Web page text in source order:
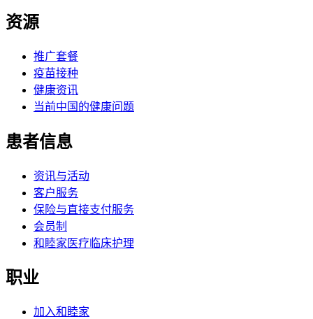
资源
推广套餐
疫苗接种
健康资讯
当前中国的健康问题
患者信息
资讯与活动
客户服务
保险与直接支付服务
会员制
和睦家医疗临床护理
职业
加入和睦家